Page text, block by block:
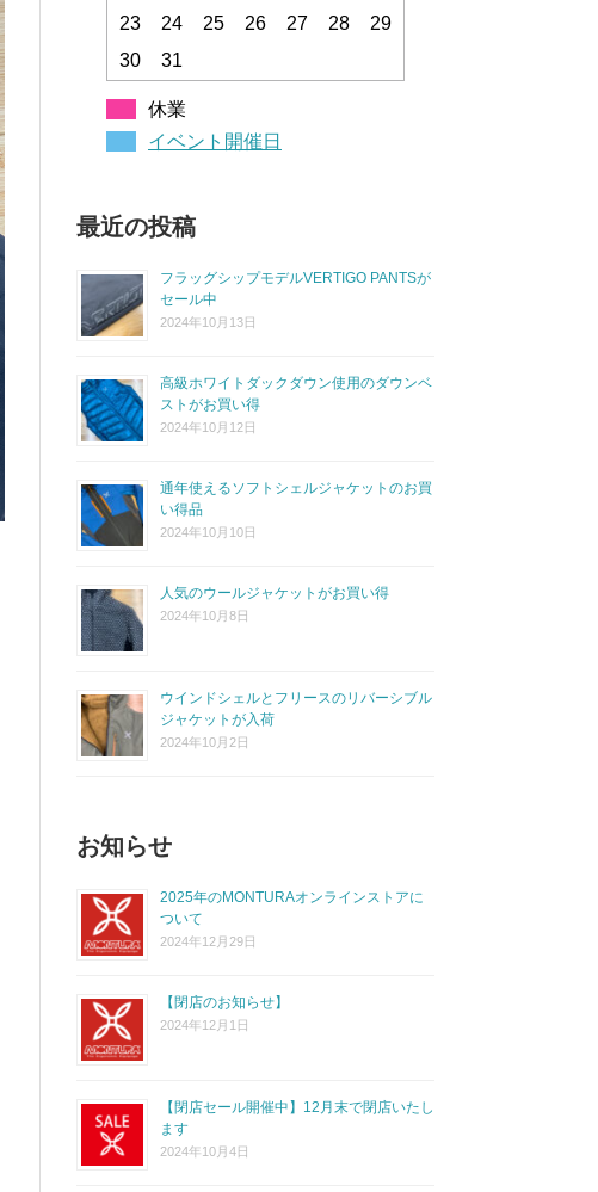
23 24 25 26 27 28
29
30
31
休業
イベント開催日
最近の投稿
フラッグシップモデルVERTIGO PANTSが
セール中
2024年10月13日
高級ホワイトダックダウン使用のダウンベ
ストがお買い得
2024年10月12日
通年使えるソフトシェルジャケットのお買
い得品
2024年10月10日
人気のウールジャケットがお買い得
2024年10月8日
ウインドシェルとフリースのリバーシブル
ジャケットが入荷
2024年10月2日
お知らせ
2025年のMONTURAオンラインストアに
ついて
2024年12月29日
【閉店のお知らせ】
2024年12月1日
【閉店セール開催中】12月末で閉店いたし
ます
2024年10月4日